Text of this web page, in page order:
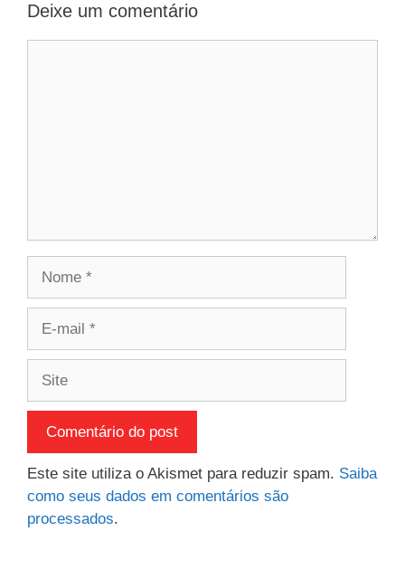
Deixe um comentário
Este site utiliza o Akismet para reduzir spam. Saiba
como seus dados em comentários são
processados.